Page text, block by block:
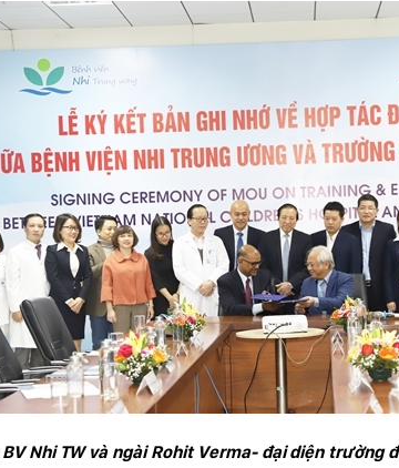
BV Nhi TW và ngài Rohit Verma- đại diện